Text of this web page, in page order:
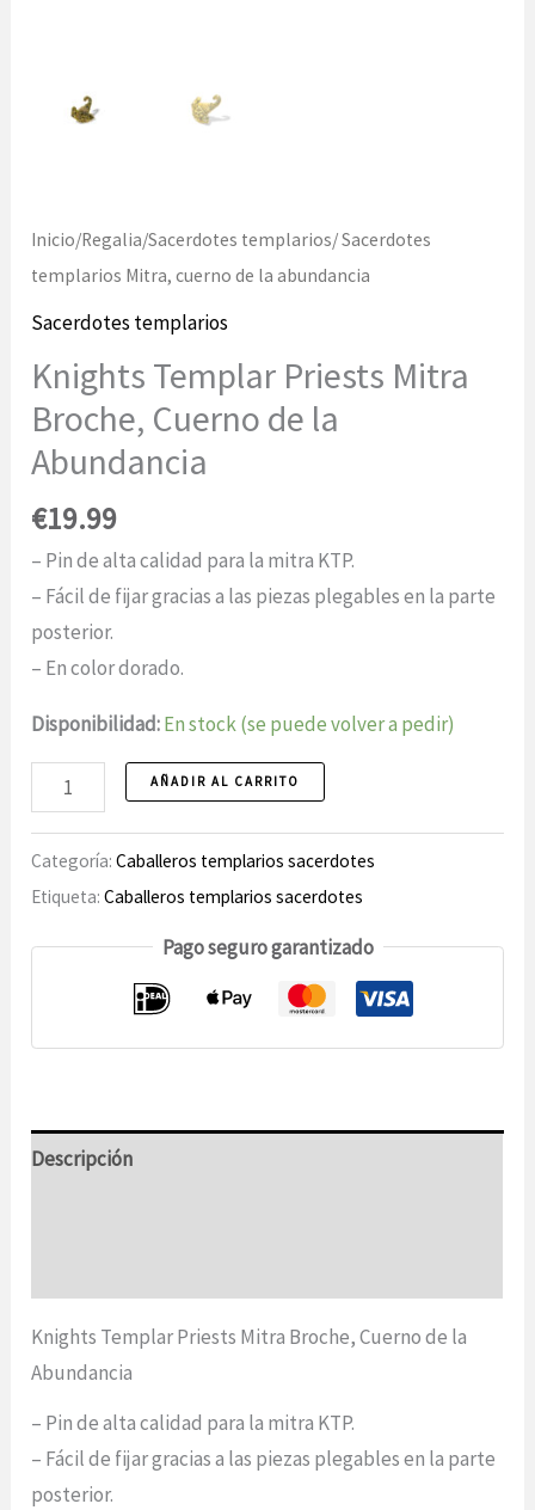
Inicio/Regalia/Sacerdotes templarios/ Sacerdotes
templarios Mitra, cuerno de la abundancia
Sacerdotes templarios
Knights Templar Priests Mitra
Broche, Cuerno de la
Abundancia
€19.99
– Pin de alta calidad para la mitra KTP.
– Fácil de fijar gracias a las piezas plegables en la parte
posterior.
– En color dorado.
Disponibilidad:En stock (se puede volver a pedir)
Knights
Templar
Priests
Mitra
AÑADIR AL CARRITO
Categoría:Caballeros templarios sacerdotes
Etiqueta:Caballeros templarios sacerdotes
Pago seguro garantizado
Descripción
Knights Templar Priests Mitra Broche, Cuerno de la
Abundancia
– Pin de alta calidad para la mitra KTP.
– Fácil de fijar gracias a las piezas plegables en la parte
posterior.